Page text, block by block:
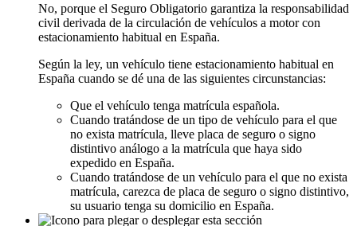
No, porque el Seguro Obligatorio garantiza la responsabilidad
civil derivada de la circulación de vehículos a motor con
estacionamiento habitual en España.
Según la ley, un vehículo tiene estacionamiento habitual en
España cuando se dé una de las siguientes circunstancias:
Que el vehículo tenga matrícula española.
Cuando tratándose de un tipo de vehículo para el que
no exista matrícula, lleve placa de seguro o signo
distintivo análogo a la matrícula que haya sido
expedido en España.
Cuando tratándose de un vehículo para el que no exista
matrícula, carezca de placa de seguro o signo distintivo,
su usuario tenga su domicilio en España.